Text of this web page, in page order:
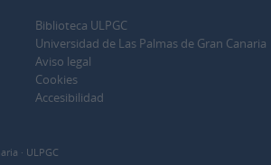
Biblioteca ULPGC
Universidad de Las Palmas de Gran Canaria
Aviso legal
Cookies
Accesibilidad
· ULPGC